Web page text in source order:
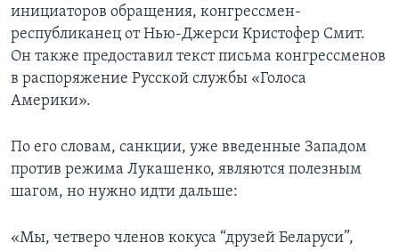
инициаторов обращения, конгрессмен-
республиканец от Нью-Джерси Кристофер Смит.
Он также предоставил текст письма конгрессменов
в распоряжение Русской службы «Голоса
Америки».
По его словам, санкции, уже введенные Западом
против режима Лукашенко, являются полезным
шагом, но нужно идти дальше:
«Мы, четверо членов кокуса “друзей Беларуси”,